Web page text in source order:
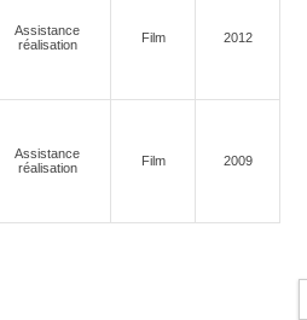
Assistance
réalisation
Film 2012
Assistance
réalisation
Film 2009